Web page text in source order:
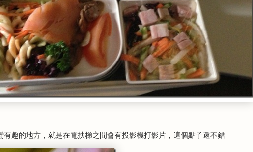
有趣的地方，就是在電扶梯之間會有投影機打影片，這個點子還不錯